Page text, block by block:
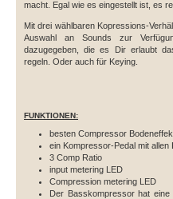
macht. Egal wie es eingestellt ist, es
Mit drei wählbaren Kopressions-
Auswahl an Sounds zur
dazugegeben, die es Dir erlaubt
regeln. Oder auch für Keying.
FUNKTIONEN:
besten Compressor
ein Kompressor-Pedal mit allen
3 Comp Ratio
input metering LED
Compression metering LED
Der Basskompressor hat